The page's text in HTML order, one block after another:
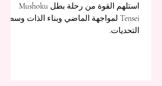
استلهم القوة من رحلة بطل Mushoku
Tensei لمواجهة الماضي وبناء الذات وسط
التحديات.